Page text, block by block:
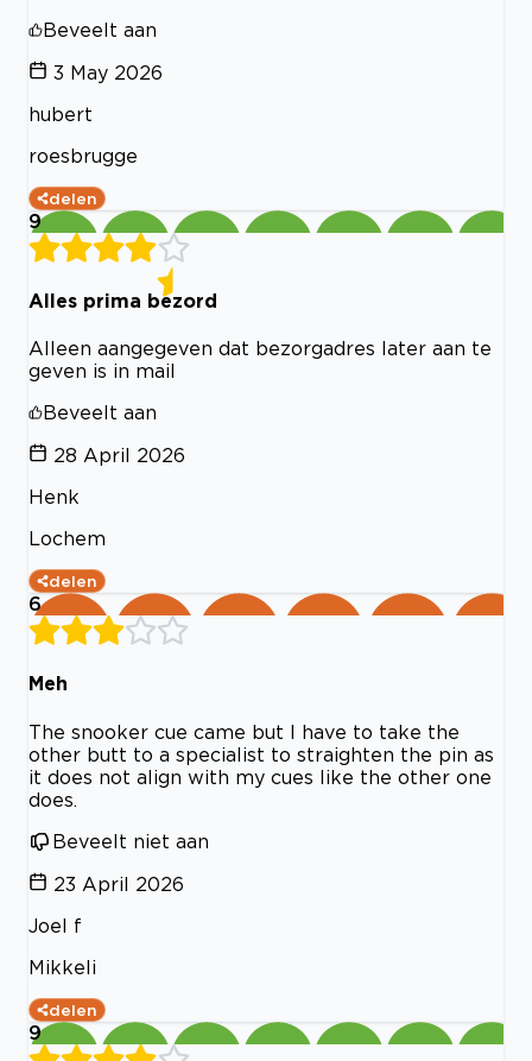
Beveelt aan
3 May 2026
hubert
roesbrugge
delen
9
Alles prima bezord
Alleen aangegeven dat bezorgadres later aan te
geven is in mail
Beveelt aan
28 April 2026
Henk
Lochem
delen
6
Meh
The snooker cue came but I have to take the
other butt to a specialist to straighten the pin as
it does not align with my cues like the other one
does.
Beveelt niet aan
23 April 2026
Joel f
Mikkeli
delen
9